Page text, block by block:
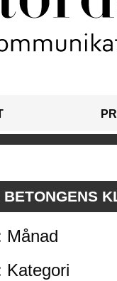
BETONGENS
Månad
Kategori